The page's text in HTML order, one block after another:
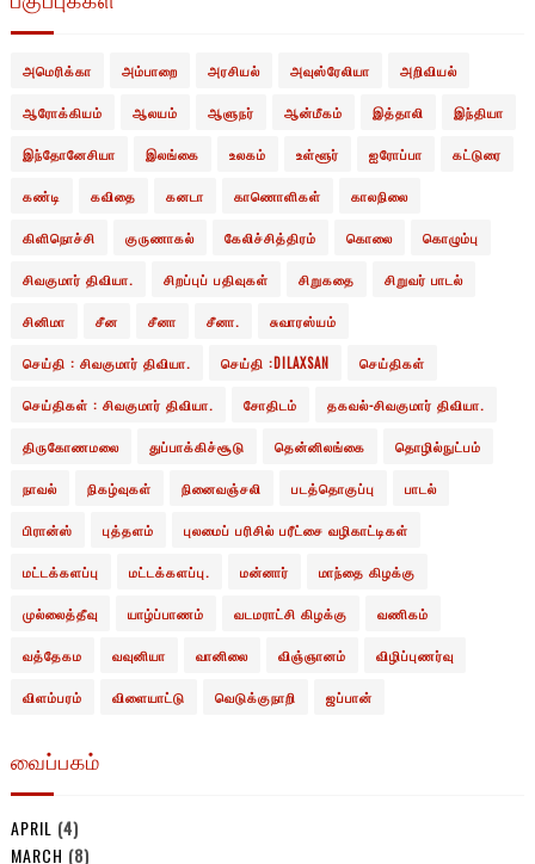
அமெரிக்கா அம்பாறை அரசியல் அவுஸ்ரேலியா அறிவியல்
ஆரோக்கியம் ஆலயம் ஆளுநர் ஆன்மீகம் இத்தாலி இந்தியா
இந்தோனேசியா இலங்கை உலகம் உள்ளூர் ஐரோப்பா கட்டுரை
கண்டி கவிதை கனடா காணொளிகள் காலநிலை
கிளிநொச்சி குருணாகல் கேலிச்சித்திரம் கொலை கொழும்பு
சிவகுமார் திவியா. சிறப்புப் பதிவுகள் சிறுகதை சிறுவர் பாடல்
சினிமா சீன சீனா சீனா. சுவாரஸ்யம்
செய்தி : சிவகுமார் திவியா. செய்தி :DILAXSAN செய்திகள்
செய்திகள் : சிவகுமார் திவியா. சோதிடம் தகவல்-சிவகுமார் திவியா.
திருகோணமலை துப்பாக்கிச்சூடு தென்னிலங்கை தொழில்நுட்பம்
நாவல் நிகழ்வுகள் நினைவஞ்சலி படத்தொகுப்பு பாடல்
பிரான்ஸ் புத்தளம் புலமைப் பரிசில் பரீட்சை வழிகாட்டிகள்
மட்டக்களப்பு மட்டக்களப்பு. மன்னார் மாந்தை கிழக்கு
முல்லைத்தீவு யாழ்ப்பாணம் வடமராட்சி கிழக்கு வணிகம்
வத்தேகம வவுனியா வானிலை விஞ்ஞானம் விழிப்புணர்வு
விளம்பரம் விளையாட்டு வெடுக்குநாறி ஜப்பான்
வைப்பகம்
APRIL (4)
MARCH (8)